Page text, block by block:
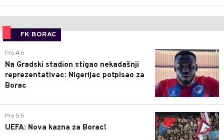
FK BORAC
1
Pre 4 h
Na Gradski stadion stigao nekadašnji
reprezentativac: Nigerijac potpisao za
Borac
0
Pre 5 h
UEFA: Nova kazna za Borac!